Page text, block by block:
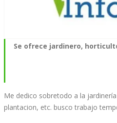
Se ofrece jardinero,
Me dedico sobretodo a la
plantacion, etc. busco trabajo